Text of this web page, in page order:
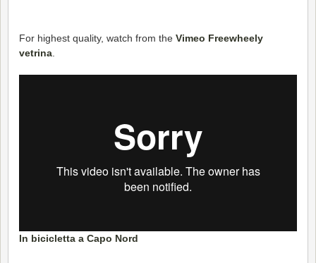
For highest quality, watch from the Vimeo Freewheely
vetrina.
In bicicletta a Capo Nord